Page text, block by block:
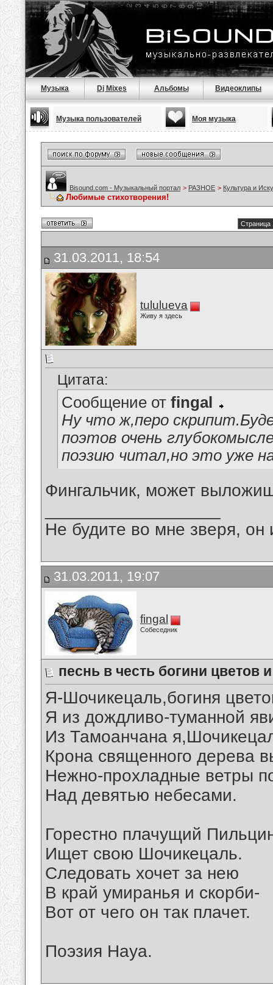
Музыка Dj Mixes Альбомы Видеоклипы
Музыка пользователей Моя музыка
Bisound.com - Музыкальный портал > РАЗНОЕ > Культура и
Любимые стихотворения!
Страница
31.03.2011, 18:54
tululueva
Живу я здесь
Цитата:
Сообщение от fingal
Ну что ж,перо
поэтов очень
поэзию читал,но это уже
Фингальчик, может
Не будите во мне зверя, он
31.03.2011, 19:07
fingal
Собеседник
песнь в честь богини цветов
Я-Шочикецаль,богиня
Я из дождливо-туманной
Из Тамоанчана
Крона священного дерева
Нежно-прохладные ветры
Над девятью небесами.
Горестно плачущий
Ищет свою Шочикецаль.
Следовать хочет за нею
В край умиранья и скорби-
Вот от чего он так плачет.
Поэзия Науа.